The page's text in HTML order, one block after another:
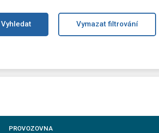
Vyhledat Vymazat filtrování
PROVOZOVNA